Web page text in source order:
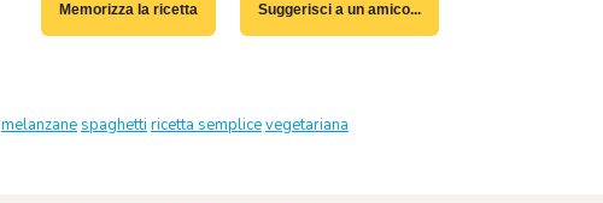
Memorizza la ricetta Suggerisci a un amico...
melanzane spaghetti ricetta semplicevegetariana